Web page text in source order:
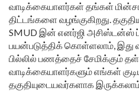
வாடிக்கையாளர்கள் தங்கள்
திட்டங்களை வழங்குகிறது.
SMUD இன் எனர்ஜி அசிஸ்டன்ஸ்
பயன்படுத்திக் கொள்ளலாம், இது
பில்லில் பணத்தைச் சேமிக்கும்
வாடிக்கையாளர்களும் எங்கள்
தகுதியுடையவர்களாக